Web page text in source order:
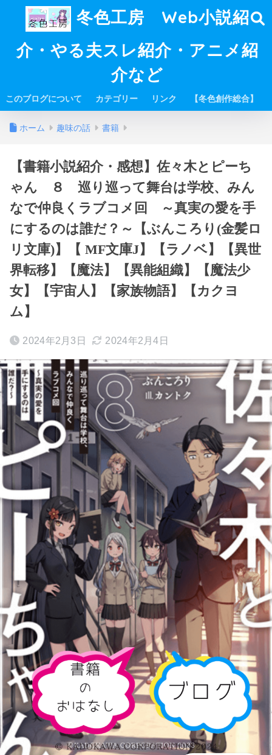
冬色工房 Web小説紹
介・やる夫スレ紹介・アニメ紹
介など
このブログについて カテゴリー リンク 【冬色創作総合】
ホーム 趣味の話 書籍
【書籍小説紹介・感想】佐々木とピーち
ゃん ８ 巡り巡って舞台は学校、みん
なで仲良くラブコメ回 ～真実の愛を手
にするのは誰だ？～【ぶんころり(金髪ロ
リ文庫)】【 MF文庫J】【ラノベ】【異世
界転移】【魔法】【異能組織】【魔法少
女】【宇宙人】【家族物語】【カクヨ
ム】
2024年2月3日 2024年2月4日